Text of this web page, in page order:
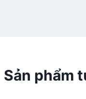
Sản phẩm